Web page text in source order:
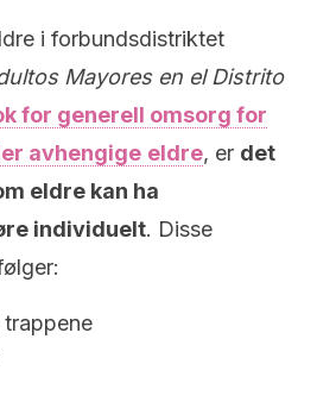
i forbundsdistriktet
Mayores en el Distrito
for generell omsorg for
avhengige eldre, er det
eldre kan ha
individuelt. Disse